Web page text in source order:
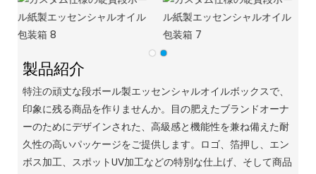
製品紹介
特注の頑丈な段ボール製エッセンシャルオイルボックスで、
印象に残る商品を作りませんか。 目の肥えたブランドオーナ
ーのためにデザインされた、高級感と機能性を兼ね備えた耐
久性の高いパッケージをご提供します。 ロゴ、箔押し、エン
ボス加工、スポットUV加工などの特別な仕上げ、そして商品